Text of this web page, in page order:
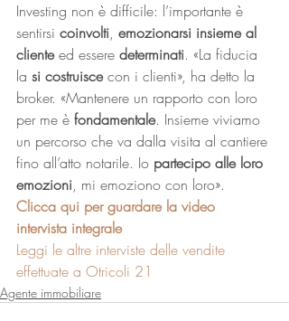
Investing non è difficile: l’importante è
sentirsi coinvolti, emozionarsi insieme al
cliente ed essere determinati. «La fiducia
la si costruisce con i clienti», ha detto la
broker. «Mantenere un rapporto con loro
per me è fondamentale. Insieme viviamo
un percorso che va dalla visita al cantiere
fino all’atto notarile. Io partecipo alle loro
emozioni, mi emoziono con loro».
Clicca qui per guardare la video
intervista integrale
Leggi le altre interviste delle vendite
effettuate a Otricoli 21
Agente immobiliare